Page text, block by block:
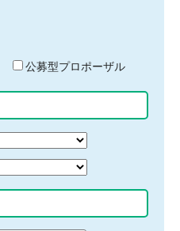
公募型プロポーザル